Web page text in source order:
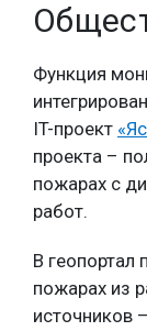
Функция
IT-проект
проекта –
пожарах с
работ.
В геопортал
пожарах из
источников